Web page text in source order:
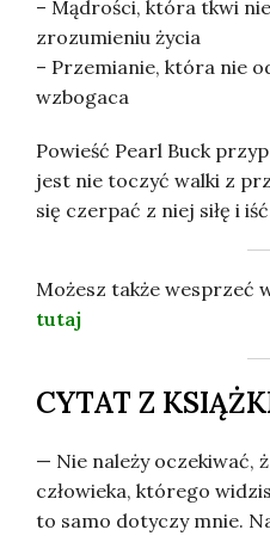
– Mądrości, która tkwi
zrozumieniu życia
– Przemianie, która nie
wzbogaca
Powieść Pearl Buck
jest nie toczyć walki z
się czerpać z niej siłę i
Możesz także wesprzeć
tutaj
CYTAT Z
— Nie należy oczekiwać,
człowieka, którego
to samo dotyczy mnie.